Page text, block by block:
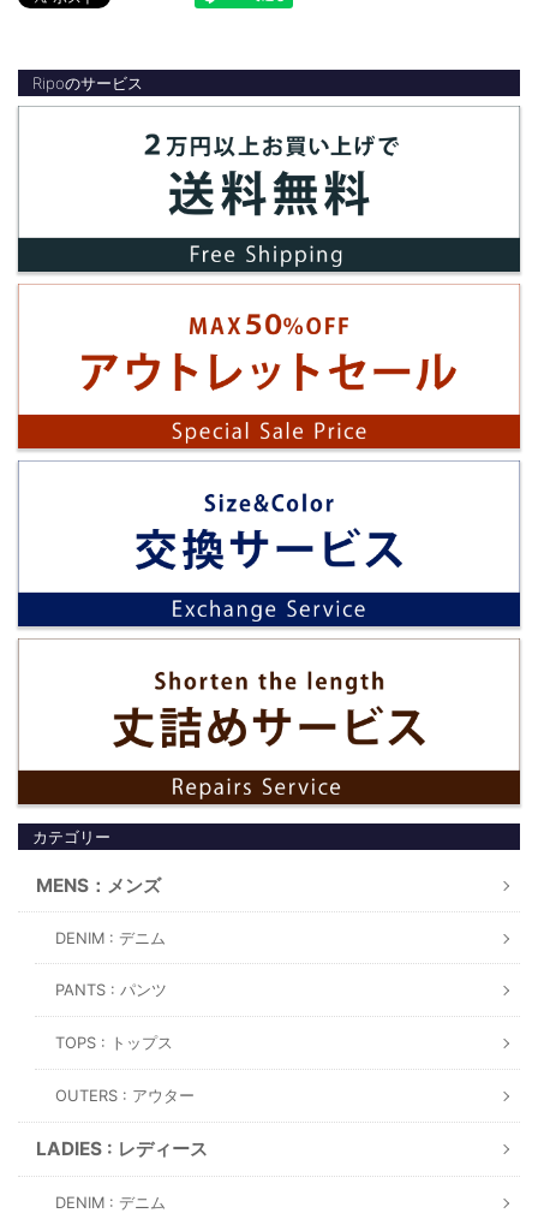
Ripoのサービス
カテゴリー
MENS：メンズ
DENIM : デニム
PANTS : パンツ
TOPS : トップス
OUTERS : アウター
LADIES : レディース
DENIM : デニム